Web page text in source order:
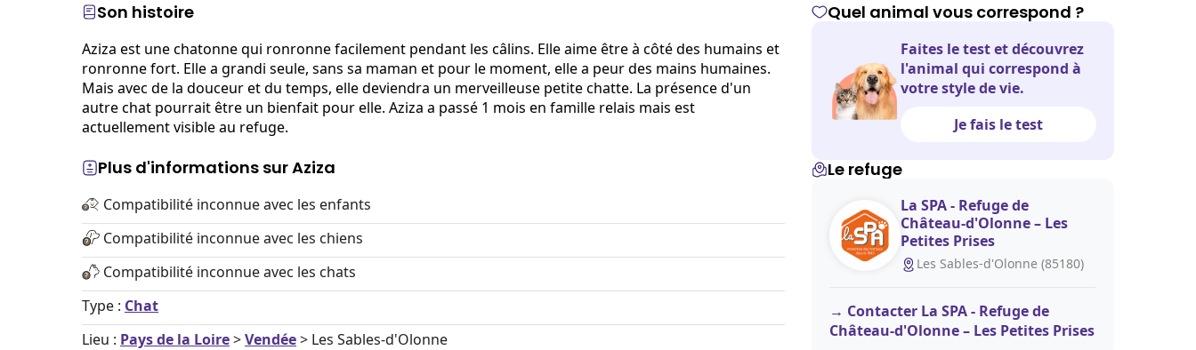
Son histoire
Aziza est une chatonne qui ronronne facilement pendant les câlins. Elle aime être à côté des humains et
ronronne fort. Elle a grandi seule, sans sa maman et pour le moment, elle a peur des mains humaines.
Mais avec de la douceur et du temps, elle deviendra un merveilleuse petite chatte. La présence d'un
autre chat pourrait être un bienfait pour elle. Aziza a passé 1 mois en famille relais mais est
actuellement visible au refuge.
Plus d'informations sur Aziza
Compatibilité inconnue avec les enfants
Compatibilité inconnue avec les chiens
Compatibilité inconnue avec les chats
Type : Chat
Lieu : Pays de la Loire>Vendée> Les Sables-d'Olonne
Quel animal vous correspond ?
Faites le test et découvrez
l'animal qui correspond à
votre style de vie.
Je fais le test
Le refuge
La SPA - Refuge de
Château-d'Olonne – Les
Petites Prises
Les Sables-d'Olonne (85180)
Contacter La SPA - Refuge de
Château-d'Olonne – Les Petites Prises